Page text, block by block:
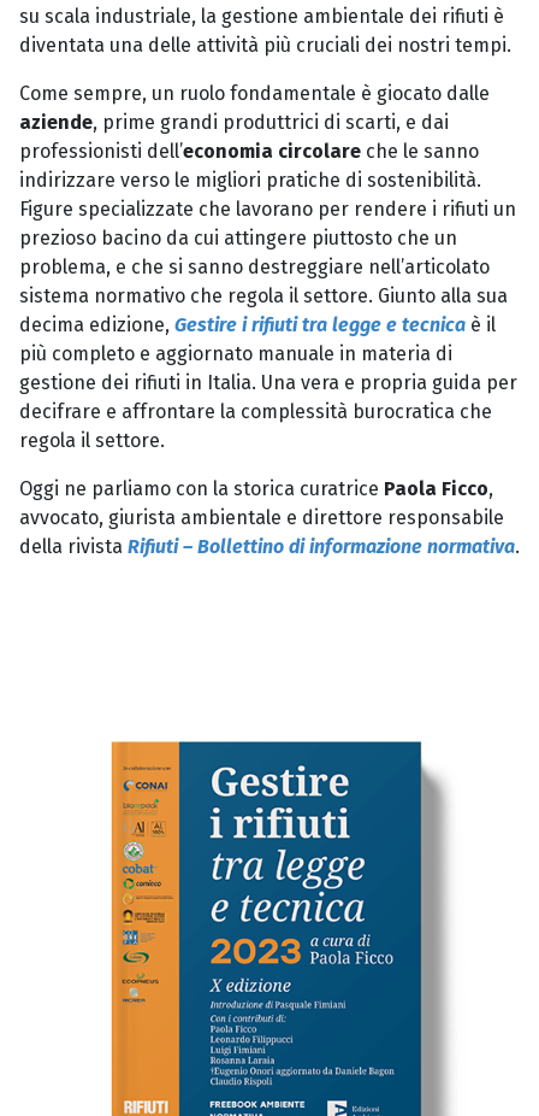
su scala industriale, la gestione ambientale dei rifiuti è
diventata una delle attività più cruciali dei nostri tempi.
Come sempre, un ruolo fondamentale è giocato dalle
aziende, prime grandi produttrici di scarti, e dai
professionisti dell’economia circolare che le sanno
indirizzare verso le migliori pratiche di sostenibilità.
Figure specializzate che lavorano per rendere i rifiuti un
prezioso bacino da cui attingere piuttosto che un
problema, e che si sanno destreggiare nell’articolato
sistema normativo che regola il settore. Giunto alla sua
decima edizione, Gestire i rifiuti tra legge e tecnica è il
più completo e aggiornato manuale in materia di
gestione dei rifiuti in Italia. Una vera e propria guida per
decifrare e affrontare la complessità burocratica che
regola il settore.
Oggi ne parliamo con la storica curatrice Paola Ficco,
avvocato, giurista ambientale e direttore responsabile
della rivista Rifiuti – Bollettino di informazione normativa.